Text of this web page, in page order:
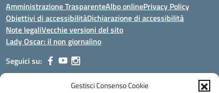
Gestisci Consenso Cookie
Amministrazione TrasparenteAlbo onlinePrivacy Policy
Obiettivi di accessibilitàDichiarazione di accessibilità
Note legaliVecchie versioni del sito
Lady Oscar: il non giornalino
Seguici su: